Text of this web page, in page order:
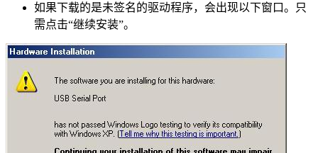
如果下载的是未签名的驱动程序，会出现以下窗口。只
需点击“继续安装”。